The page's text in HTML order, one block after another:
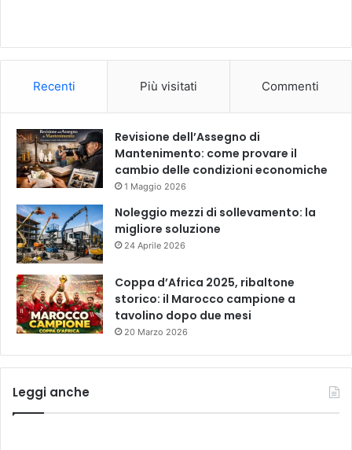
Recenti Più visitati Commenti
Revisione dell’Assegno di
Mantenimento: come provare il
cambio delle condizioni economiche
1 Maggio 2026
Noleggio mezzi di sollevamento: la
migliore soluzione
24 Aprile 2026
Coppa d’Africa 2025, ribaltone
storico: il Marocco campione a
tavolino dopo due mesi
20 Marzo 2026
Leggi anche